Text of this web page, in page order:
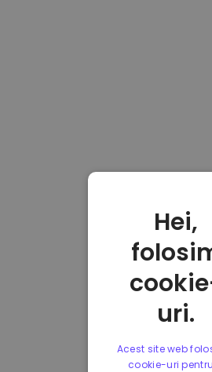
Hei,
uri.
Acest site web
cookie-uri